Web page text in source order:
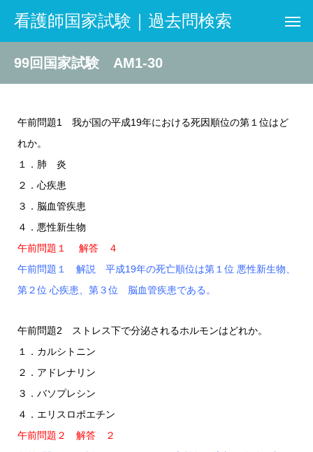
看護師国家試験｜過去問検索
99回国家試験 AM1-30
午前問題1 我が国の平成19年における死因順位の第１位はど
れか。
１．肺 炎
２．心疾患
３．脳血管疾患
４．悪性新生物
午前問題１ 解答 ４
午前問題１ 解説 平成19年の死亡順位は第１位 悪性新生物、
第２位 心疾患、第３位 脳血管疾患である。
午前問題2 ストレス下で分泌されるホルモンはどれか。
１．カルシトニン
２．アドレナリン
３．バソプレシン
４．エリスロポエチン
午前問題２ 解答 ２